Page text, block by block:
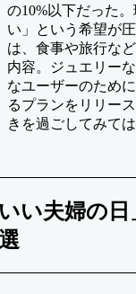
の10%以下だった
い」という希望が
は、食事や旅行な
内容。ジュエリー
なユーザーのため
るプランをリリー
きを過ごしてみて
い夫婦の日